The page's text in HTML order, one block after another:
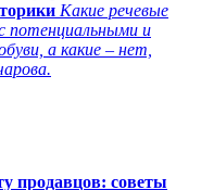
Какие речевые
потенциальными и
а какие – нет,
продавцов: советы